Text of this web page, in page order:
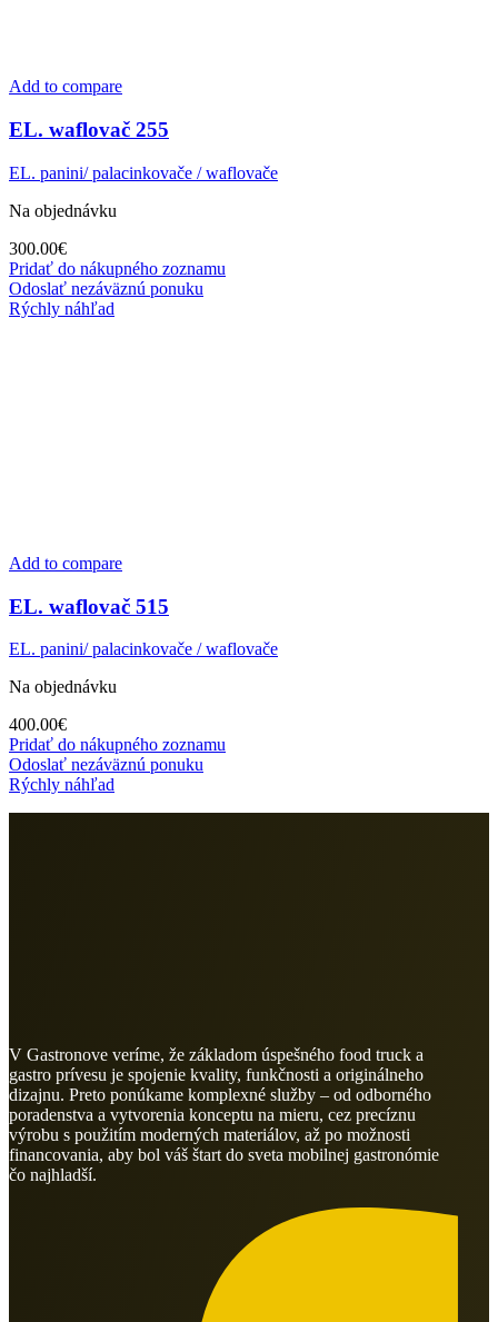
Add to compare
EL. waflovač 255
EL. panini/ palacinkovače / waflovače
Na objednávku
300.00€
Pridať do nákupného zoznamu
Odoslať nezáväznú ponuku
Rýchly náhľad
Add to compare
EL. waflovač 515
EL. panini/ palacinkovače / waflovače
Na objednávku
400.00€
Pridať do nákupného zoznamu
Odoslať nezáväznú ponuku
Rýchly náhľad
V Gastronove veríme, že základom úspešného food truck a
gastro prívesu je spojenie kvality, funkčnosti a originálneho
dizajnu. Preto ponúkame komplexné služby – od odborného
poradenstva a vytvorenia konceptu na mieru, cez precíznu
výrobu s použitím moderných materiálov, až po možnosti
financovania, aby bol váš štart do sveta mobilnej gastronómie
čo najhladší.